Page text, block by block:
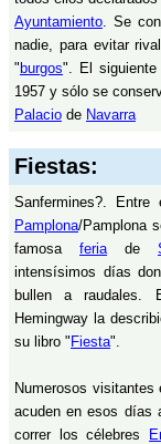
Ayuntamiento . Se
nadie, para evitar
"burgos". El
1957 y sólo se
Palacio de Navarra
Fiestas:
Sanfermines?.
Pamplona/Pamplona
famosaferia de
intensísimos días
bullen a raudales.
Hemingway la
su libro "Fiesta".
Numerosos visitantes
acuden en esos días
correr los célebres